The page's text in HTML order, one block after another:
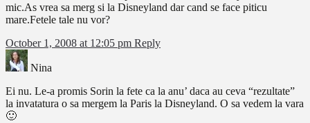
mic.As vrea sa merg si la Disneyland dar cand se face piticu
mare.Fetele tale nu vor?
October 1, 2008 at 12:05 pm Reply
Nina
Ei nu. Le-a promis Sorin la fete ca la anu’ daca au ceva “rezultate”
la invatatura o sa mergem la Paris la Disneyland. O sa vedem la vara
🙂